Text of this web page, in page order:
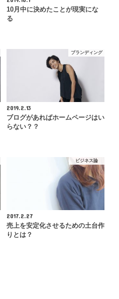
10月中に決めたことが現実にな
る
ブランディング
2019.2.13
ブログがあればホームページはい
らない？？
ビジネス論
2017.2.27
売上を安定化させるための土台作
りとは？